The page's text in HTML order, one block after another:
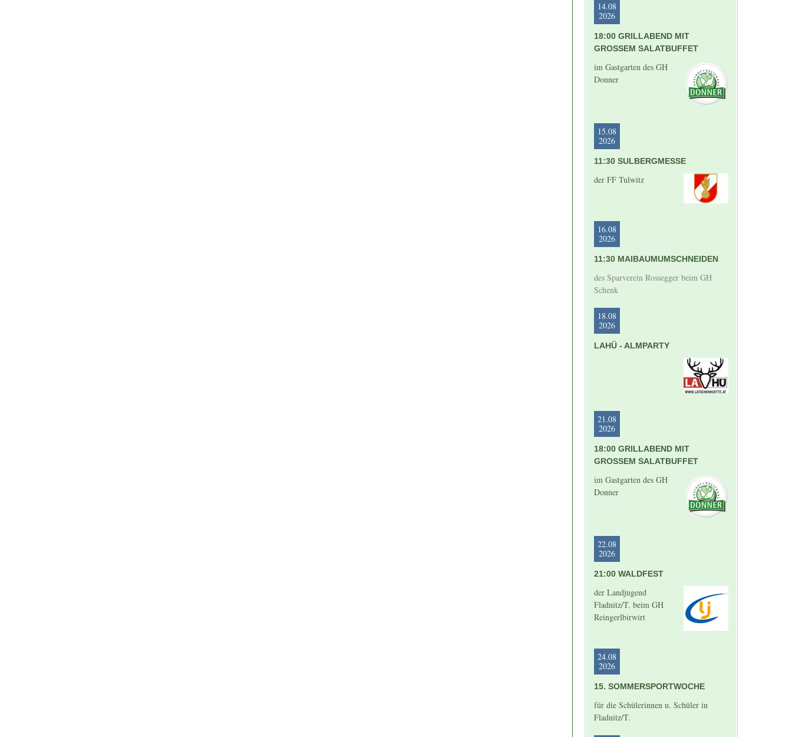
14.08
2026
18:00 GRILLABEND MIT
GROSSEM SALATBUFFET
im Gastgarten des GH
Donner
15.08
2026
11:30 SULBERGMESSE
der FF Tulwitz
16.08
2026
11:30 MAIBAUMUMSCHNEIDEN
des Sparverein Rossegger beim GH
Schenk
18.08
2026
LAHÜ - ALMPARTY
21.08
2026
18:00 GRILLABEND MIT
GROSSEM SALATBUFFET
im Gastgarten des GH
Donner
22.08
2026
21:00 WALDFEST
der Landjugend
Fladnitz/T. beim GH
Reingerlbirwirt
24.08
2026
15. SOMMERSPORTWOCHE
für die Schülerinnen u. Schüler in
Fladnitz/T.